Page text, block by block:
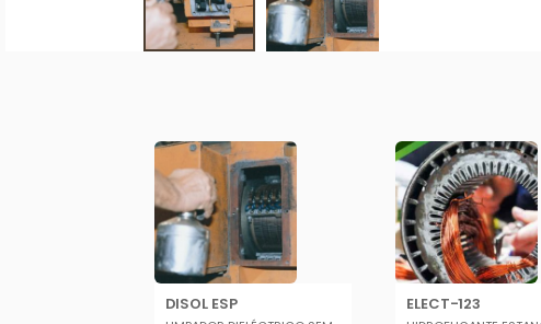
DISOL ESP ELECT-123